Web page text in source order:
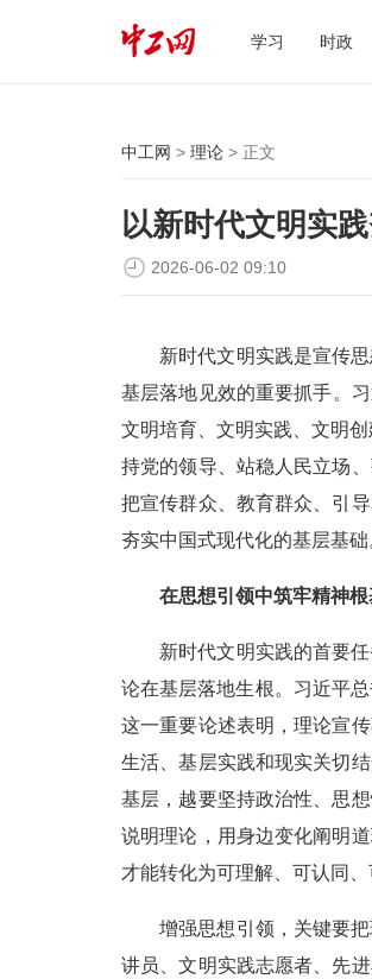
学习 时政
中工网 > 理论 > 正文
以新时代文明实
2026-06-02 09:10
新时代文明实践是宣传
基层落地见效的重要抓手。
文明培育、文明实践、文明
持党的领导、站稳人民立场
把宣传群众、教育群众、引
夯实中国式现代化的基层基础
在思想引领中筑牢精神根
新时代文明实践的首要
论在基层落地生根。习近平总
这一重要论述表明，理论宣
生活、基层实践和现实关切
基层，越要坚持政治性、思
说明理论，用身边变化阐明
才能转化为可理解、可认同
增强思想引领，关键要
讲员、文明实践志愿者、先